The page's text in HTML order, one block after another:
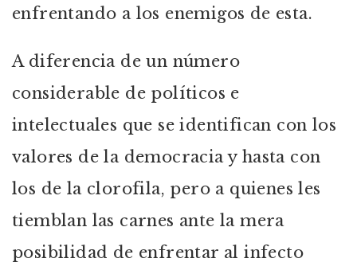
enfrentando a los enemigos de esta.
A diferencia de un número
considerable de políticos e
intelectuales que se identifican con los
valores de la democracia y hasta con
los de la clorofila, pero a quienes les
tiemblan las carnes ante la mera
posibilidad de enfrentar al infecto